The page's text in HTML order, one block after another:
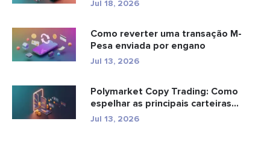
Jul 18, 2026
Como reverter uma transação M-
Pesa enviada por engano
Jul 13, 2026
Polymarket Copy Trading: Como
espelhar as principais carteiras
com...
Jul 13, 2026